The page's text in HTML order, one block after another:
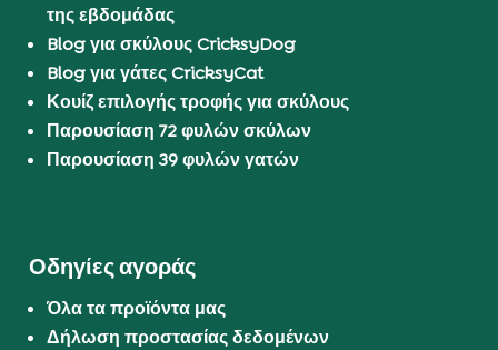
της εβδομάδας
Blog για σκύλους CricksyDog
Blog για γάτες CricksyCat
Κουίζ επιλογής τροφής για σκύλους
Παρουσίαση 72 φυλών σκύλων
Παρουσίαση 39 φυλών γατών
Οδηγίες αγοράς
Όλα τα προϊόντα μας
Δήλωση προστασίας δεδομένων